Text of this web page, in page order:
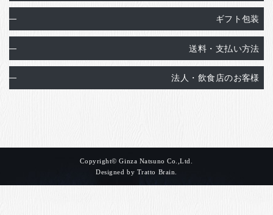
ギフト包装
送料・支払い方法
法人・飲食店のお客様
Copyright© Ginza Natsuno Co.,Ltd.
Designed by Tratto Brain.